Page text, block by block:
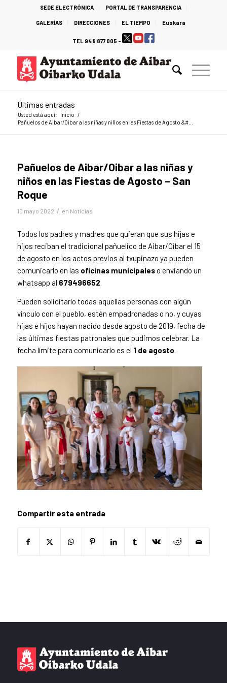
SEDE ELECTRÓNICA PORTAL DE TRANSPARENCIA
GALERÍAS DIRECCIONES EL TIEMPO Euskara
TEL 948 877 005 -
Últimas entradas
Usted está aquí: Inicio /
Pañuelos de Aibar/Oibar a las niñas y niños en las Fiestas de Agosto &#...
Pañuelos de Aibar/Oibar a las niñas y
niños en las Fiestas de Agosto – San
Roque
10 mayo 2022 / en Noticias
Todos los padres y madres que quieran que sus hijas e
hijos reciban el tradicional pañuelico de Aibar/Oibar el 15
de agosto en los actos previos al txupinazo ya pueden
comunicarlo en las oficinas municipaleso enviando un
whatsapp al 679496652.
Pueden solicitarlo todas aquellas personas con algún
vínculo con el pueblo, estén empadronadas o no, y cuyas
hijas e hijos hayan nacido desde agosto de 2019, fecha de
las últimas fiestas patronales que pudimos celebrar. La
fecha límite para comunicarlo es el 1 de agosto
Compartir esta entrada